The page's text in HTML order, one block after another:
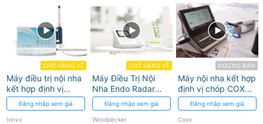
CHỜ HÀNG VỀ
Máy điều trị nội nha
kết hợp định vị
chóp ENDY 6200
Ionyx
Đăng nhập xem giá
Ionyx
CHỜ HÀNG VỀ
Máy Điều Trị Nội
Nha Endo Radar
Plus - Woodpecker
Đăng nhập xem giá
Woodpecker
NGƯNG BÁN
Máy nội nha kết hợp
định vị chóp COXO
C-SMART 1 PRO
Đăng nhập xem giá
Coxo